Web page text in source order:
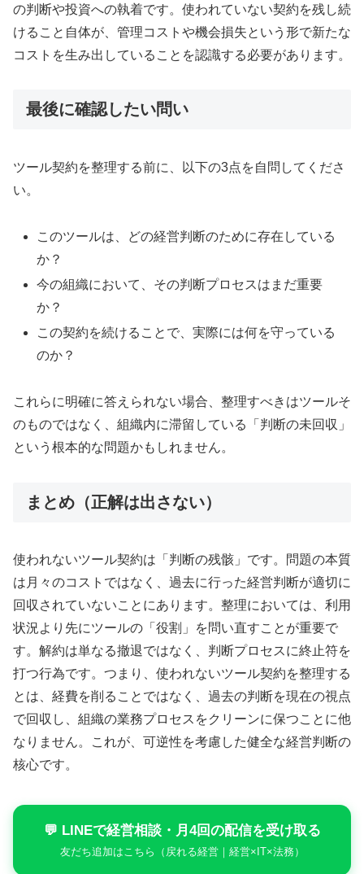
の判断や投資への執着です。使われていない契約を残し続
けること自体が、管理コストや機会損失という形で新たな
コストを生み出していることを認識する必要があります。
最後に確認したい問い
ツール契約を整理する前に、以下の3点を自問してくださ
い。
このツールは、どの経営判断のために存在している
か？
今の組織において、その判断プロセスはまだ重要
か？
この契約を続けることで、実際には何を守っている
のか？
これらに明確に答えられない場合、整理すべきはツールそ
のものではなく、組織内に滞留している「判断の未回収」
という根本的な問題かもしれません。
まとめ（正解は出さない）
使われないツール契約は「判断の残骸」です。問題の本質
は月々のコストではなく、過去に行った経営判断が適切に
回収されていないことにあります。整理においては、利用
状況より先にツールの「役割」を問い直すことが重要で
す。解約は単なる撤退ではなく、判断プロセスに終止符を
打つ行為です。つまり、使われないツール契約を整理する
とは、経費を削ることではなく、過去の判断を現在の視点
で回収し、組織の業務プロセスをクリーンに保つことに他
なりません。これが、可逆性を考慮した健全な経営判断の
核心です。
💬 LINEで経営相談・月4回の配信を受け取る
友だち追加はこちら（戻れる経営｜経営×IT×法務）